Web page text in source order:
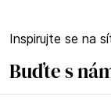
Inspirujte se na
Buďte s